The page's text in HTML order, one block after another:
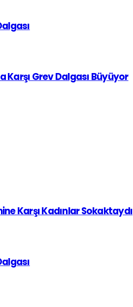
Grev Dalgası Büyüyor
Karşı Kadınlar Sokaktaydı